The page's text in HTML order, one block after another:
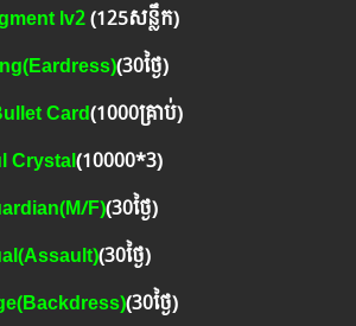
lv2(125សន្លឹក)
(30ថ្ងៃ)
Card(1000គ្រាប់)
Crystal(10000*3)
F)(30ថ្ងៃ)
(30ថ្ងៃ)
(30ថ្ងៃ)